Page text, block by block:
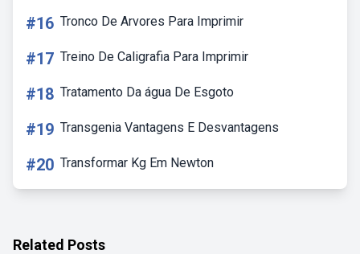
#16 Tronco De Arvores Para Imprimir
#17 Treino De Caligrafia Para Imprimir
#18 Tratamento Da água De Esgoto
#19 Transgenia Vantagens E Desvantagens
#20 Transformar Kg Em Newton
Related Posts